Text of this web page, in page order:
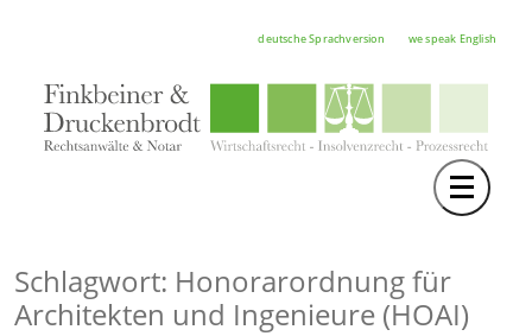
deutsche Sprachversion we speak English
Toggle
RECHTSGEBIETE
NOTAR
Schlagwort: Honorarordnung für
Architekten und Ingenieure (HOAI)